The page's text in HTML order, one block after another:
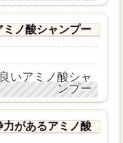
ミノ酸シャンプー
いアミノ酸シャ
ンプー